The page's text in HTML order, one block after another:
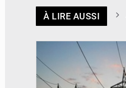
À LIRE AUSSI